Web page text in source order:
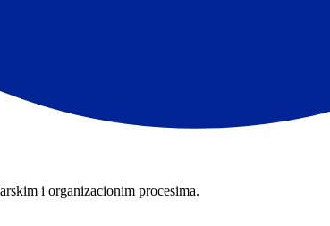
i organizacionim procesima.